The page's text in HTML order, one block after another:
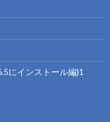
にインストール編)1